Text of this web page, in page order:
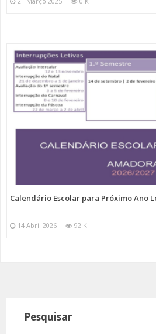
Calendário Escolar para Próximo Ano
14 Abril 2026 92 K
Pesquisar